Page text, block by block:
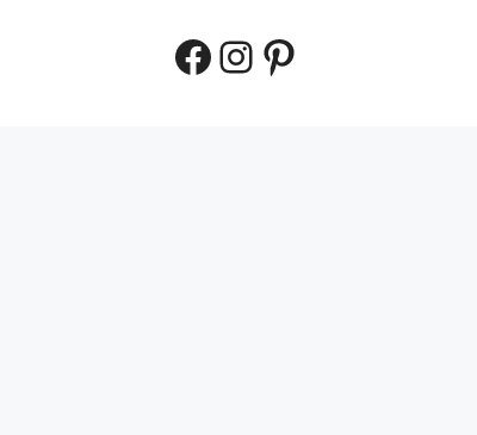
Facebook
Instagram
Pinterest